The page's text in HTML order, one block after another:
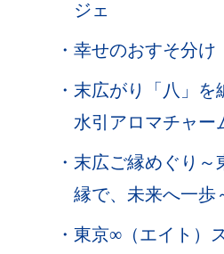
ジェ
・ 幸せのおすそ分け
・ 末広がり「八」を
水引アロマチャー
・ 末広ご縁めぐり～
縁で、未来へ一歩
・ 東京∞（エイト）